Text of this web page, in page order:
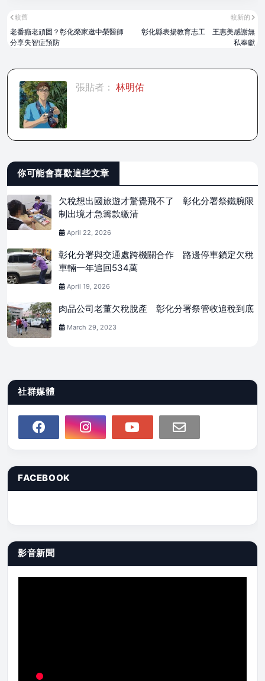
較新的
彰化縣表揚教育志工 王惠美感謝無
私奉獻
較舊
老番癲老頑固？彰化榮家邀中榮醫師
分享失智症預防
張貼者： 林明佑
你可能會喜歡這些文章
欠稅想出國旅遊才驚覺飛不了 彰化分署祭鐵腕限
制出境才急籌款繳清
April 22, 2026
彰化分署與交通處跨機關合作 路邊停車鎖定欠稅
車輛一年追回534萬
April 19, 2026
肉品公司老董欠稅脫產 彰化分署祭管收追稅到底
March 29, 2023
社群媒體
FACEBOOK
影音新聞